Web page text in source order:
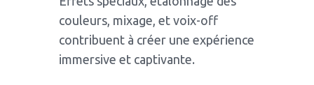
couleurs, mixage, et voix-off
contribuent à créer une expérience
immersive et captivante.